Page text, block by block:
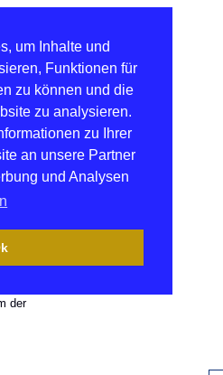
um Inhalte und
Funktionen für
zu können und die
zu analysieren.
zu Ihrer
an unsere Partner
und Analysen
der